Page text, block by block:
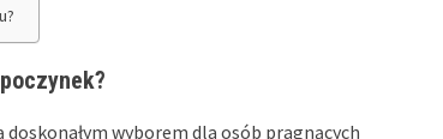
wyborem dla osób pragnących